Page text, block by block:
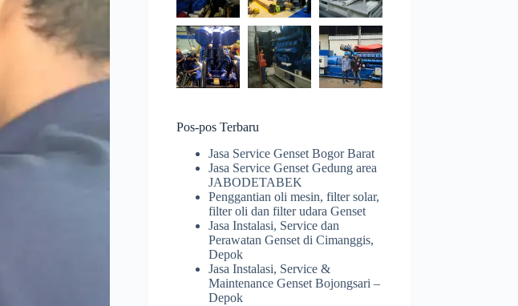
Pos-pos Terbaru
Jasa Service Genset Bogor Barat
Jasa Service Genset Gedung area
JABODETABEK
Penggantian oli mesin, filter solar,
filter oli dan filter udara Genset
Jasa Instalasi, Service dan
Perawatan Genset di Cimanggis,
Depok
Jasa Instalasi, Service &
Maintenance Genset Bojongsari –
Depok